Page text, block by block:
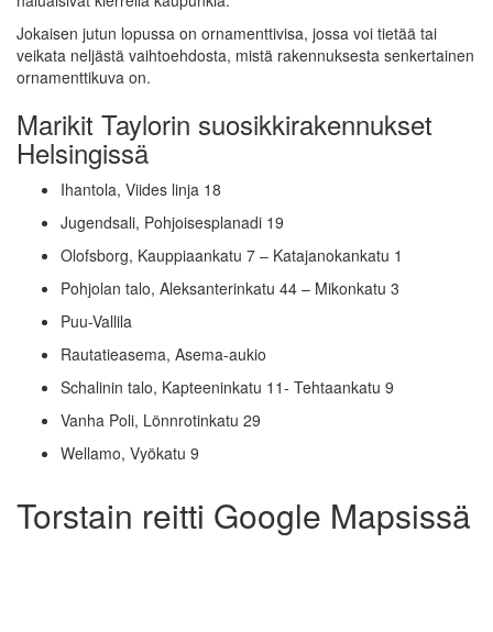
Jokaisen jutun lopussa on ornamenttivisa, jossa voi tietää tai
veikata neljästä vaihtoehdosta, mistä rakennuksesta senkertainen
ornamenttikuva on.
Marikit Taylorin suosikkirakennukset
Helsingissä
Ihantola, Viides linja 18
Jugendsali, Pohjoisesplanadi 19
Olofsborg, Kauppiaankatu 7 – Katajanokankatu 1
Pohjolan talo, Aleksanterinkatu 44 – Mikonkatu 3
Puu-Vallila
Rautatieasema, Asema-aukio
Schalinin talo, Kapteeninkatu 11- Tehtaankatu 9
Vanha Poli, Lönnrotinkatu 29
Wellamo, Vyökatu 9
Torstain reitti Google Mapsissä